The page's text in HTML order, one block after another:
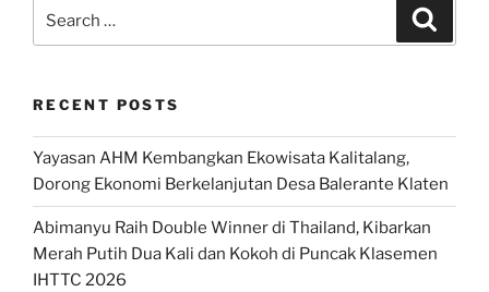
RECENT POSTS
Yayasan AHM Kembangkan Ekowisata Kalitalang,
Dorong Ekonomi Berkelanjutan Desa Balerante Klaten
Abimanyu Raih Double Winner di Thailand, Kibarkan
Merah Putih Dua Kali dan Kokoh di Puncak Klasemen
IHTTC 2026